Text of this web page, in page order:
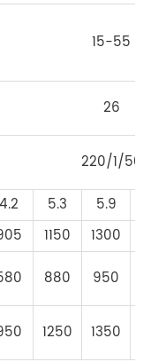
15-55
26
220/1/50
4.2 5.3 5.9
1150 1300
880 950
1250 1350